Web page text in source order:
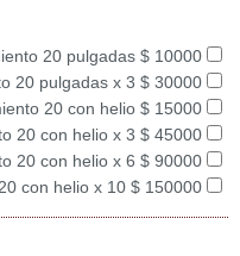
20 pulgadas $ 10000
20 pulgadas x 3 $ 30000
20 con helio $ 15000
20 con helio x 3 $ 45000
20 con helio x 6 $ 90000
con helio x 10 $ 150000